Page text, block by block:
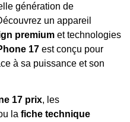
génération de
un appareil
premium et technologies
17 est conçu pour
à sa puissance et son
17 prix, les
la fiche technique